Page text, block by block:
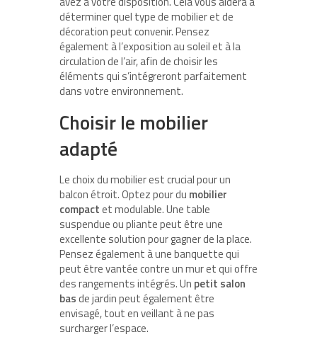
déterminer quel type de mobilier et de
décoration peut convenir. Pensez
également à l’exposition au soleil et à la
circulation de l’air, afin de choisir les
éléments qui s’intégreront parfaitement
dans votre environnement.
Choisir le mobilier
adapté
Le choix du mobilier est crucial pour un
balcon étroit. Optez pour du mobilier
compactet modulable. Une table
suspendue ou pliante peut être une
excellente solution pour gagner de la place.
Pensez également à une banquette qui
peut être vantée contre un mur et qui offre
des rangements intégrés. Un petit salon
basde jardin peut également être
envisagé, tout en veillant à ne pas
surcharger l’espace.